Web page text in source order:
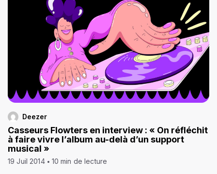
Deezer
Casseurs Flowters en interview : « On réfléchit
à faire vivre l’album au-delà d’un support
musical »
19 Juil 2014 10 min de lecture